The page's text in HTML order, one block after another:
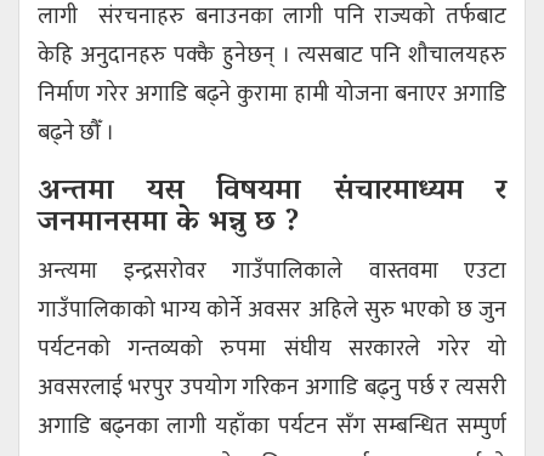
लागी संरचनाहरु बनाउनका लागी पनि राज्यको तर्फबाट
केहि अनुदानहरु पक्कै हुनेछन् । त्यसबाट पनि शौचालयहरु
निर्माण गरेर अगाडि बढ्ने कुरामा हामी योजना बनाएर अगाडि
बढ्ने छौँ ।
अन्तमा यस विषयमा संचारमाध्यम र
जनमानसमा के भन्नु छ ?
अन्त्यमा इन्द्रसरोवर गाउँपालिकाले वास्तवमा एउटा
गाउँपालिकाको भाग्य कोर्ने अवसर अहिले सुरु भएको छ जुन
पर्यटनको गन्तव्यको रुपमा संघीय सरकारले गरेर यो
अवसरलाई भरपुर उपयोग गरिकन अगाडि बढ्नु पर्छ र त्यसरी
अगाडि बढ्नका लागी यहाँका पर्यटन सँग सम्बन्धित सम्पुर्ण